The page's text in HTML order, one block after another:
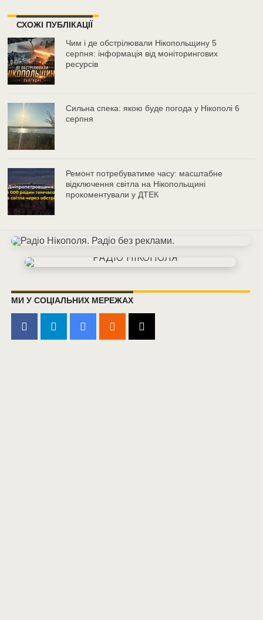
СХОЖІ ПУБЛІКАЦІЇ
Чим і де обстрілювали Нікопольщину 5
серпня: інформація від моніторингових
ресурсів
Сильна спека: якою буде погода у Нікополі 6
серпня
Ремонт потребуватиме часу: масштабне
відключення світла на Нікопольщині
прокоментували у ДТЕК
МИ У СОЦІАЛЬНИХ МЕРЕЖАХ